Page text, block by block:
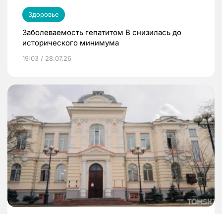
Здоровье
Заболеваемость гепатитом В снизилась до
исторического минимума
19:03 / 28.07.26